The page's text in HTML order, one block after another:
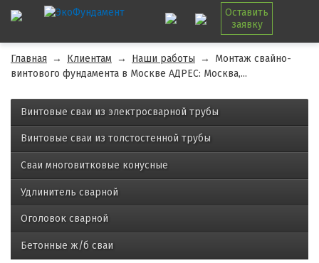
Оставить
заявку
Главная → Клиентам → Наши работы →
Монтаж свайно-
винтового фундамента в Москве АДРЕС: Москва,...
Винтовые сваи из электросварной трубы
Винтовые сваи из толстостенной трубы
Сваи многовитковые конусные
Удлинитель сварной
Оголовок сварной
Бетонные ж/б сваи